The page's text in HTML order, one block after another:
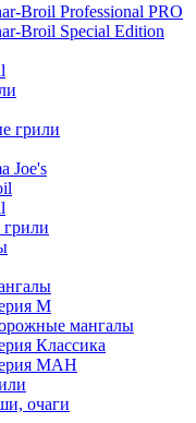
Broil Professional PRO
Broil Special Edition
грили
Joe's
грили
M
мангалы
Классика
МАН
очаги